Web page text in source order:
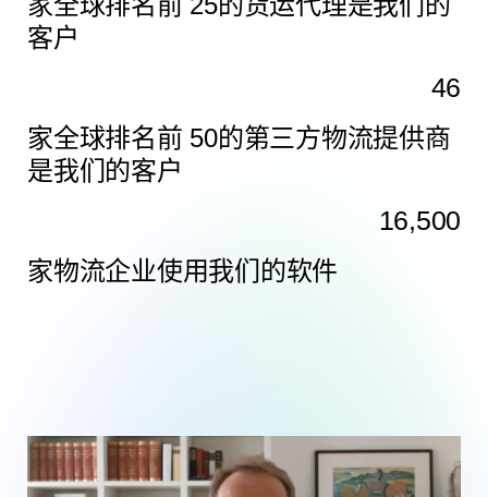
客户
46
家全球排名前 50的第三方物流提供商
是我们的客户
16,500
家物流企业使用我们的软件